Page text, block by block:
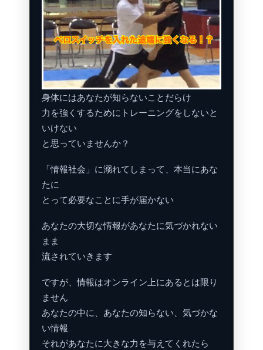
身体にはあなたが知らないことだらけ
力を強くするためにトレーニングをしないと
いけない
と思っていませんか？
「情報社会」に溺れてしまって、本当にあな
たに
とって必要なことに手が届かない
あなたの大切な情報があなたに気づかれない
まま
流されていきます
ですが、情報はオンライン上にあるとは限り
ません
あなたの中に、あなたの知らない、気づかな
い情報
それがあなたに大きな力を与えてくれたら